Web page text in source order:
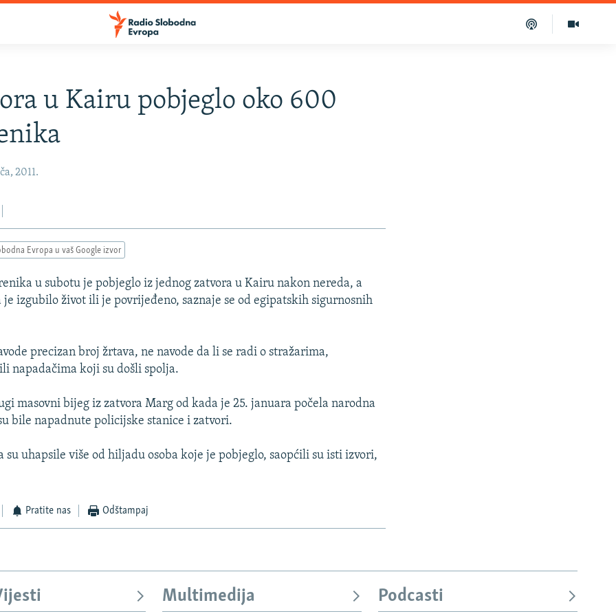
u Kairu pobjeglo oko 600
2011.
Evropa u vaš Google izvor
u subotu je pobjeglo iz jednog zatvora u Kairu nakon nereda, a
je izgubilo život ili je povrijeđeno, saznaje se od egipatskih sigurnosnih
precizan broj žrtava, ne navode da li se radi o stražarima,
napadačima koji su došli spolja.
masovni bijeg iz zatvora Marg od kada je 25. januara počela narodna
bile napadnute policijske stanice i zatvori.
su uhapsile više od hiljadu osoba koje je pobjeglo, saopćili su isti izvori,
Pratite nas Odštampaj
Multimedija Podcasti